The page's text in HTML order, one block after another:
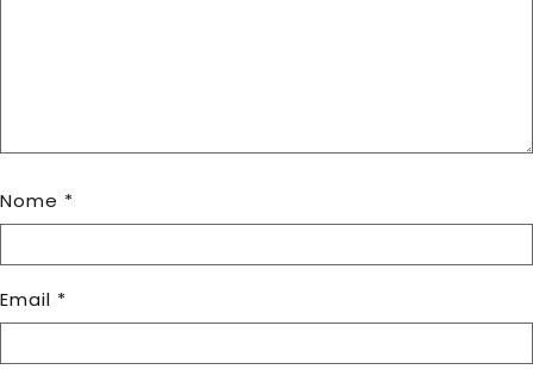
Nome *
Email *